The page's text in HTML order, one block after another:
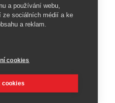
potřeb (řetězce XXL,
Löplabbet, Stadium, Stadium
2024 tržby ve výši 12,5
eur), což představuje
roku. Jejich podíl na
v Norsku činí asi 50 %.
% nižší než loni a další tři
sportovního průmyslu
v přírodě, lov a rybolov,
jako z fotbalu a dalších
a používání webu,
ze sociálních médií a ke
a reklam.
cookies
cookies